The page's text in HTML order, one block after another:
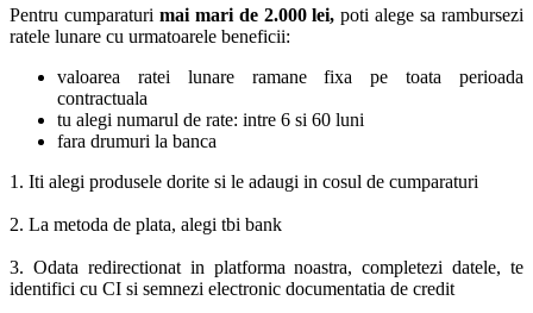
Pentru cumparaturi mai mari de 2.000 lei, poti alege sa rambursezi
ratele lunare cu urmatoarele beneficii:
valoarea ratei lunare ramane fixa pe toata perioada
contractuala
tu alegi numarul de rate: intre 6 si 60 luni
fara drumuri la banca
1. Iti alegi produsele dorite si le adaugi in cosul de cumparaturi
2. La metoda de plata, alegi tbi bank
3. Odata redirectionat in platforma noastra, completezi datele, te
identifici cu CI si semnezi electronic documentatia de credit